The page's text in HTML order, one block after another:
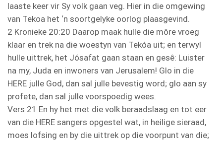
laaste keer vir Sy volk gaan veg. Hier in die omgewing
van Tekoa het ‘n soortgelyke oorlog plaasgevind.
2 Kronieke 20:20 Daarop maak hulle die môre vroeg
klaar en trek na die woestyn van Tekóa uit; en terwyl
hulle uittrek, het Jósafat gaan staan en gesê: Luister
na my, Juda en inwoners van Jerusalem! Glo in die
HERE julle God, dan sal julle bevestig word; glo aan sy
profete, dan sal julle voorspoedig wees.
Vers 21 En hy het met die volk beraadslaag en tot eer
van die HERE sangers opgestel wat, in heilige sieraad,
moes lofsing en by die uittrek op die voorpunt van die;